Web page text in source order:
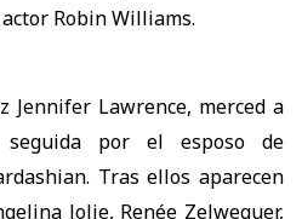
Robin Williams.
Jennifer Lawrence, merced a
por el esposo de
Tras ellos aparecen
Jolie, Renée Zelweguer,